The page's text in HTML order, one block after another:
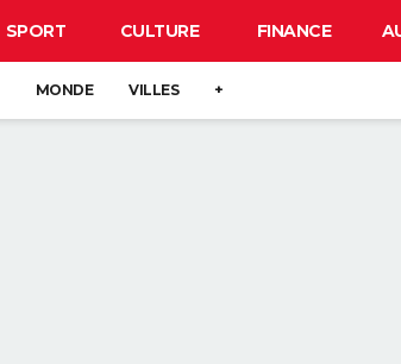
SPORT CULTURE FINANCE
MONDE VILLES +